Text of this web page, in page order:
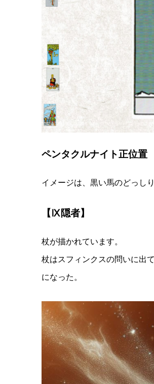
ペンタクルナイト正位置
イメージは、黒い馬のどっし
【Ⅸ隠者】
杖が描かれています。
杖はスフィンクスの問いに出
になった。